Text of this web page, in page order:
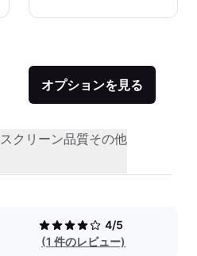
オプションを見る
スクリーン品質その他
4/5
(1 件のレビュー)